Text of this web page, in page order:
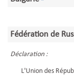
Fédération de
Déclaration :
L'Union des